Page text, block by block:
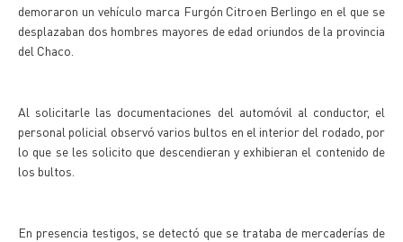
demoraron un vehículo marca Furgón Citroen Berlingo en el que se
desplazaban dos hombres mayores de edad oriundos de la provincia
del Chaco.
Al solicitarle las documentaciones del automóvil al conductor, el
personal policial observó varios bultos en el interior del rodado, por
lo que se les solicito que descendieran y exhibieran el contenido de
los bultos.
En presencia testigos, se detectó que se trataba de mercaderías de